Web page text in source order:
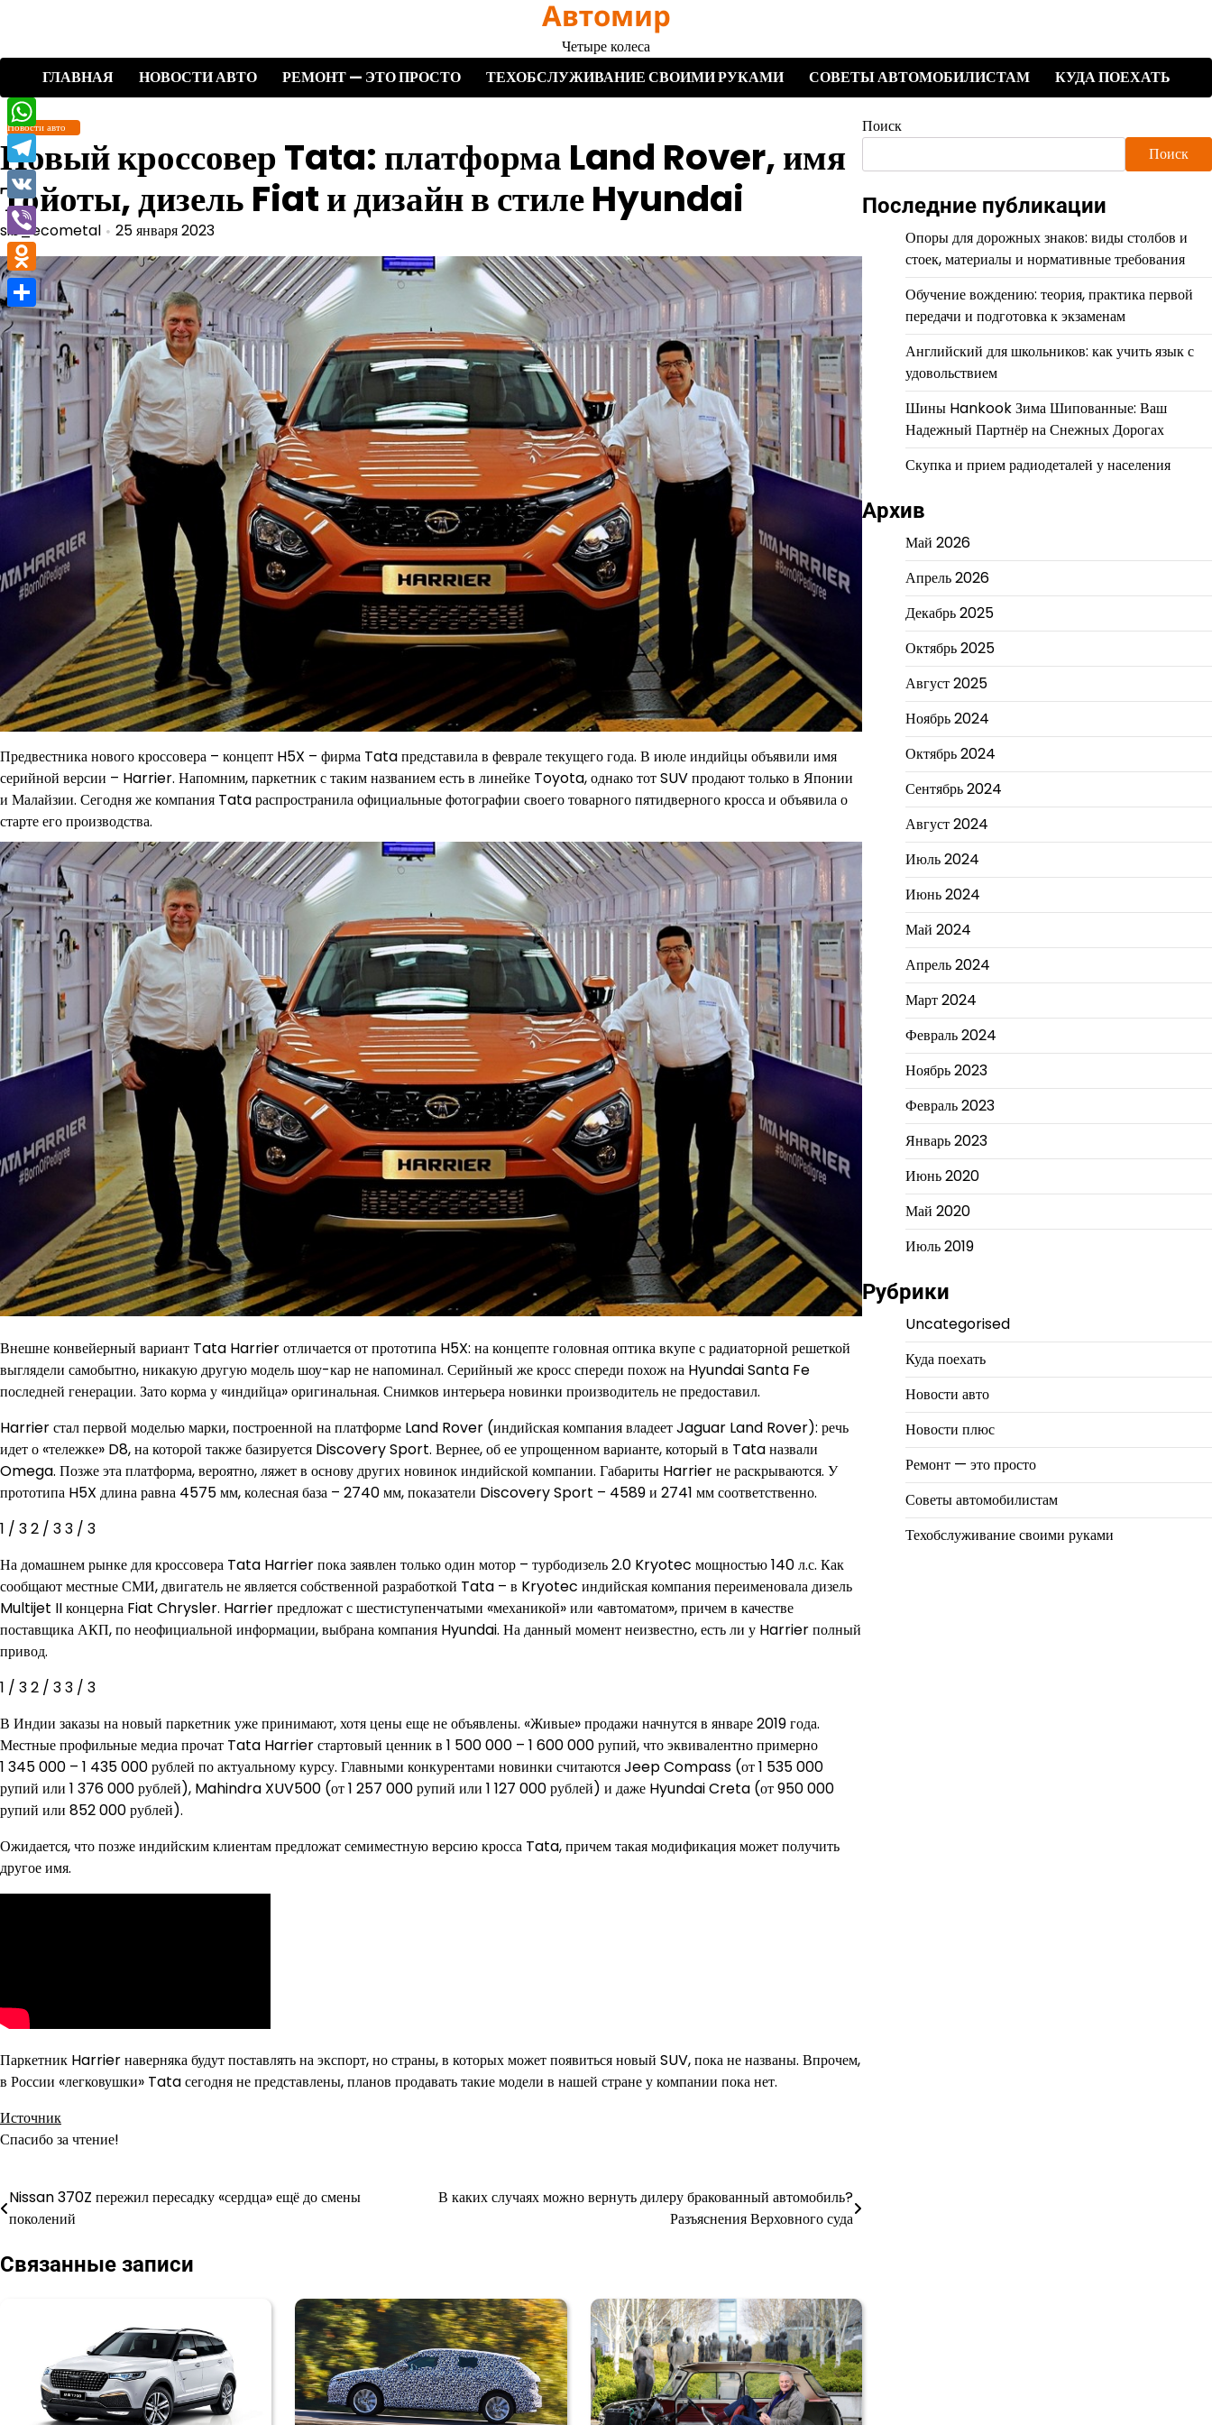
содержимому
Автомир
Четыре колеса
ГЛАВНАЯ
НОВОСТИ АВТО РЕМОНТ — ЭТО ПРОСТО ТЕХОБСЛУЖИВАНИЕ СВОИМИ РУКАМИ СОВЕТЫ АВТОМОБИЛИСТАМ КУДА ПОЕХАТЬ
Новости авто
Новый кроссовер Tata: платформа Land Rover, имя
Тойоты, дизель Fiat и дизайн в стиле Hyundai
sib_ecometal 25 января 2023
Предвестника нового кроссовера – концепт H5X – фирма Tata представила в феврале текущего года. В июле индийцы объявили имя
серийной версии – Harrier. Напомним, паркетник с таким названием есть в линейке Toyota, однако тот SUV продают только в Японии
и Малайзии. Сегодня же компания Tata распространила официальные фотографии своего товарного пятидверного кросса и объявила о
старте его производства.
Внешне конвейерный вариант Tata Harrier отличается от прототипа H5X: на концепте головная оптика вкупе с радиаторной решеткой
выглядели самобытно, никакую другую модель шоу-кар не напоминал. Серийный же кросс спереди похож на Hyundai Santa Fe
последней генерации. Зато корма у «индийца» оригинальная. Снимков интерьера новинки производитель не предоставил.
Harrier стал первой моделью марки, построенной на платформе Land Rover (индийская компания владеет Jaguar Land Rover): речь
идет о «тележке» D8, на которой также базируется Discovery Sport. Вернее, об ее упрощенном варианте, который в Tata назвали
Omega. Позже эта платформа, вероятно, ляжет в основу других новинок индийской компании. Габариты Harrier не раскрываются. У
прототипа H5X длина равна 4575 мм, колесная база – 2740 мм, показатели Discovery Sport – 4589 и 2741 мм соответственно.
1 / 32 / 33 / 3
На домашнем рынке для кроссовера Tata Harrier пока заявлен только один мотор – турбодизель 2.0 Kryotec мощностью 140 л.с. Как
сообщают местные СМИ, двигатель не является собственной разработкой Tata – в Kryotec индийская компания переименовала дизель
Multijet II концерна Fiat Chrysler. Harrier предложат с шестиступенчатыми «механикой» или «автоматом», причем в качестве
поставщика АКП, по неофициальной информации, выбрана компания Hyundai. На данный момент неизвестно, есть ли у Harrier полный
привод.
1 / 32 / 33 / 3
В Индии заказы на новый паркетник уже принимают, хотя цены еще не объявлены. «Живые» продажи начнутся в январе 2019 года.
Местные профильные медиа прочат Tata Harrier стартовый ценник в 1 500 000 – 1 600 000 рупий, что эквивалентно примерно
1 345 000 – 1 435 000 рублей по актуальному курсу. Главными конкурентами новинки считаются Jeep Compass (от 1 535 000
рупий или 1 376 000 рублей), Mahindra XUV500 (от 1 257 000 рупий или 1 127 000 рублей) и даже Hyundai Creta (от 950 000
рупий или 852 000 рублей).
Ожидается, что позже индийским клиентам предложат семиместную версию кросса Tata, причем такая модификация может получить
другое имя.
Паркетник Harrier наверняка будут поставлять на экспорт, но страны, в которых может появиться новый SUV, пока не названы. Впрочем,
в России «легковушки» Tata сегодня не представлены, планов продавать такие модели в нашей стране у компании пока нет.
Источник
Спасибо за чтение!
Навигация
записям
Nissan 370Z пережил пересадку «сердца» ещё до смены
поколений
В каких случаях можно вернуть дилеру бракованный автомобиль?
Разъяснения Верховного суда
Связанные записи
Поиск
Поиск
Последние публикации
Опоры для дорожных знаков: виды столбов и
стоек, материалы и нормативные требования
Обучение вождению: теория, практика первой
передачи и подготовка к экзаменам
Английский для школьников: как учить язык с
удовольствием
Шины Hankook Зима Шипованные: Ваш
Надежный Партнёр на Снежных Дорогах
Скупка и прием радиодеталей у населения
Архив
Май 2026
Апрель 2026
Декабрь 2025
Октябрь 2025
Август 2025
Ноябрь 2024
Октябрь 2024
Сентябрь 2024
Август 2024
Июль 2024
Июнь 2024
Май 2024
Апрель 2024
Март 2024
Февраль 2024
Ноябрь 2023
Февраль 2023
Январь 2023
Июнь 2020
Май 2020
Июль 2019
Рубрики
Uncategorised
Куда поехать
Новости авто
Новости плюс
Ремонт — это просто
Советы автомобилистам
Техобслуживание своими руками
WhatsApp
Telegram
VK
Viber
Odnoklassniki
Отправить